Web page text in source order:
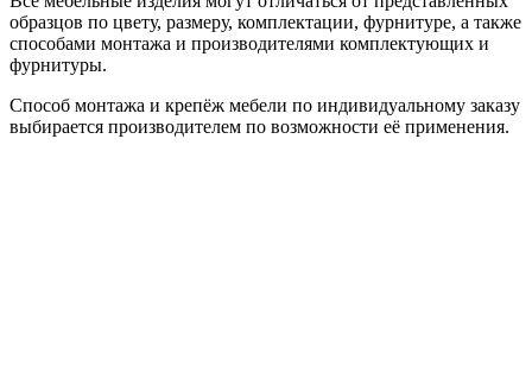
образцов по цвету, размеру, комплектации, фурнитуре, а также
способами монтажа и производителями комплектующих и
фурнитуры.
Способ монтажа и крепёж мебели по индивидуальному заказу
выбирается производителем по возможности её применения.